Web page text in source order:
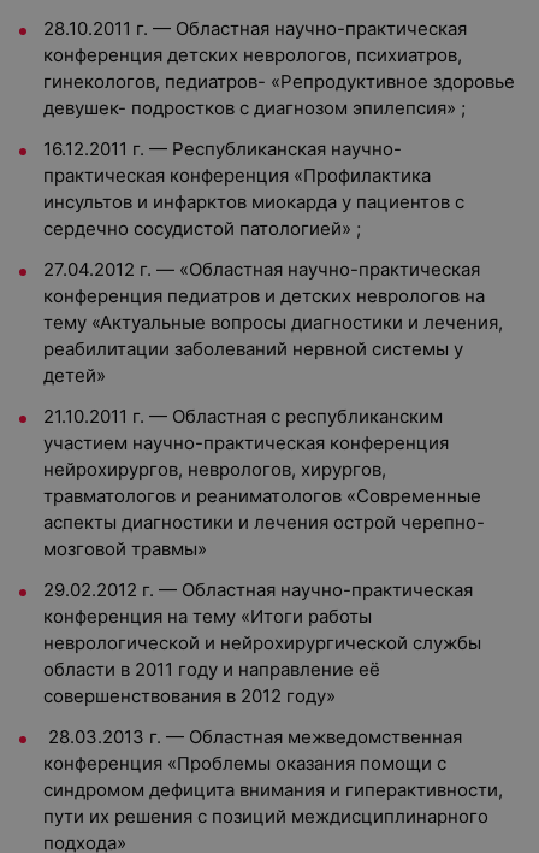
28.10.2011 г. — Областная научно-практическая
конференция детских неврологов, психиатров,
гинекологов, педиатров- «Репродуктивное здоровье
девушек- подростков с диагнозом эпилепсия» ;
16.12.2011 г. — Республиканская научно-
практическая конференция «Профилактика
инсультов и инфарктов миокарда у пациентов с
сердечно сосудистой патологией» ;
27.04.2012 г. — «Областная научно-практическая
конференция педиатров и детских неврологов на
тему «Актуальные вопросы диагностики и лечения,
реабилитации заболеваний нервной системы у
детей»
21.10.2011 г. — Областная с республиканским
участием научно-практическая конференция
нейрохирургов, неврологов, хирургов,
травматологов и реаниматологов «Современные
аспекты диагностики и лечения острой черепно-
мозговой травмы»
29.02.2012 г. — Областная научно-практическая
конференция на тему «Итоги работы
неврологической и нейрохирургической службы
области в 2011 году и направление её
совершенствования в 2012 году»
28.03.2013 г. — Областная межведомственная
конференция «Проблемы оказания помощи с
синдромом дефицита внимания и гиперактивности,
пути их решения с позиций междисциплинарного
подхода»